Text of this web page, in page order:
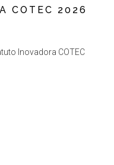
COTEC 2026
Inovadora COTEC